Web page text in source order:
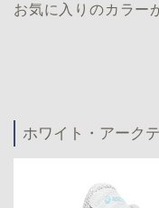
お気に入りのカラー
ホワイト・アーク